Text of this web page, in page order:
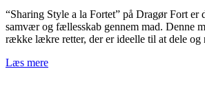
“Sharing Style a la Fortet” på Dragør Fort er
samvær og fællesskab gennem mad. Denne
række lækre retter, der er ideelle til at dele og
Læs mere